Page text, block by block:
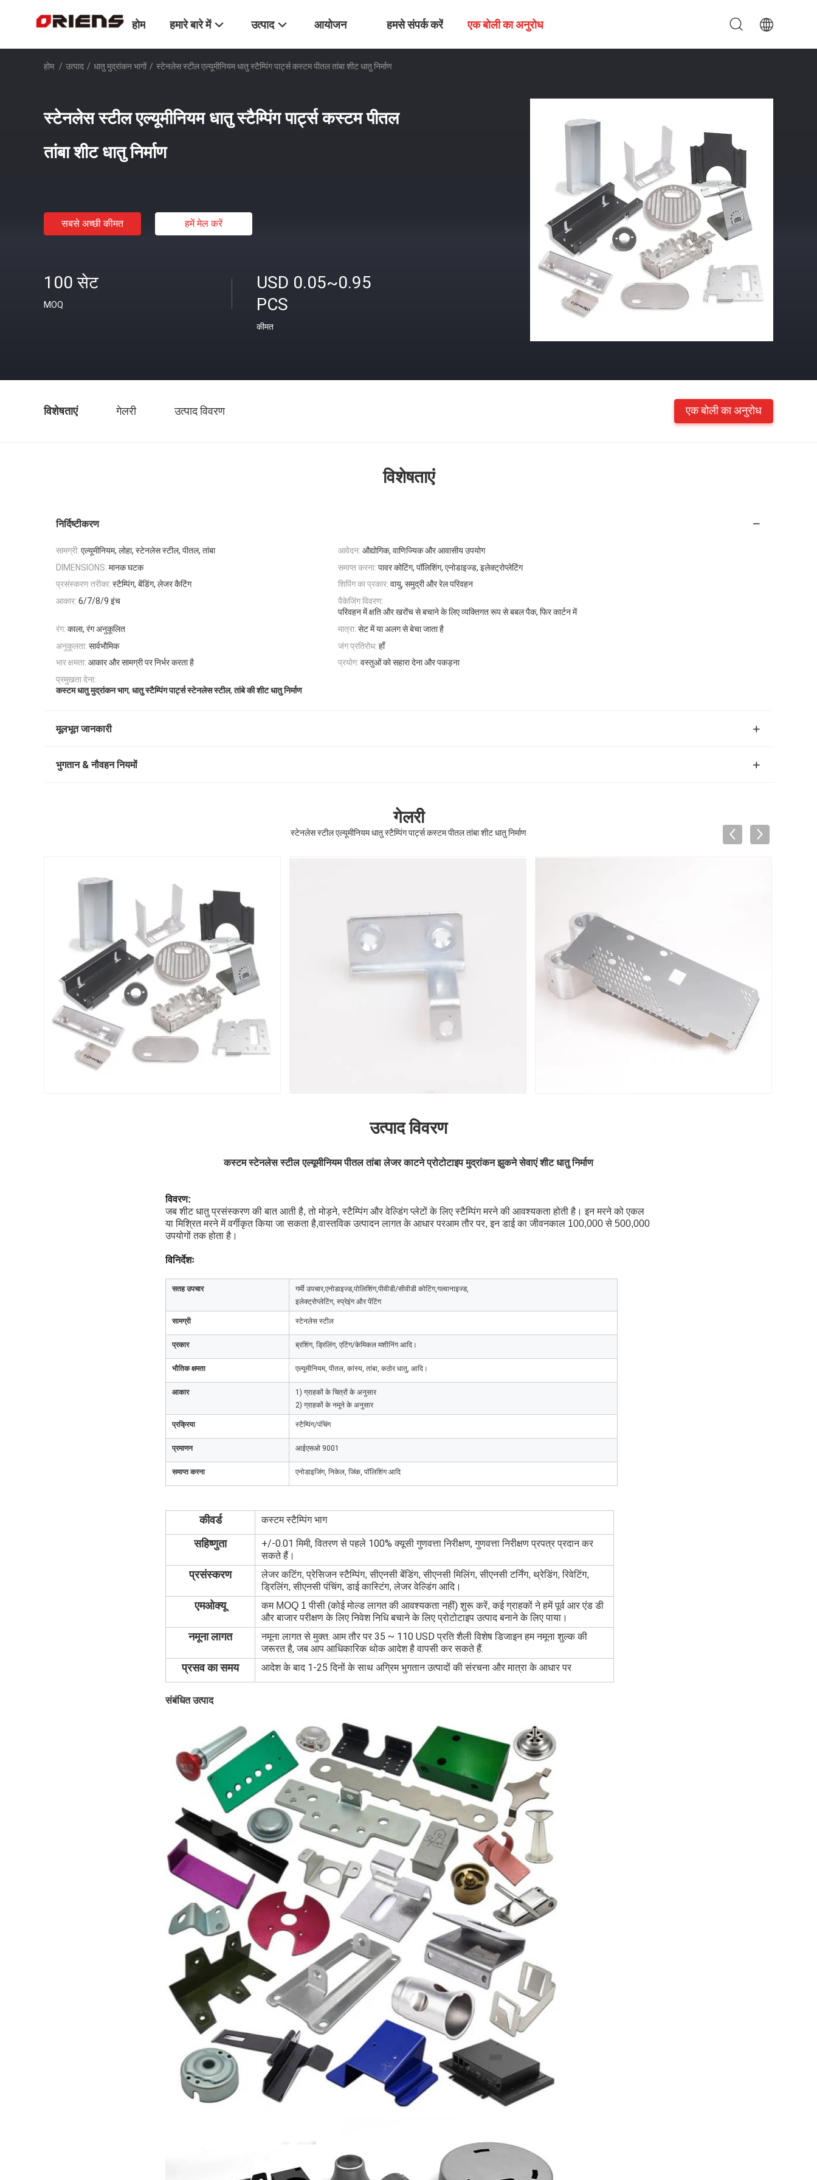
होम हमारे बारे में उत्पाद आयोजन हमसे संपर्क करें एक बोली का अनुरोध
होम / उत्पाद / धातु मुद्रांकन भागों / स्टेनलेस स्टील एल्यूमीनियम धातु स्टैम्पिंग पार्ट्स कस्टम पीतल तांबा शीट धातु निर्माण
स्टेनलेस स्टील एल्यूमीनियम धातु स्टैम्पिंग पार्ट्स कस्टम पीतल
तांबा शीट धातु निर्माण
सबसे अच्छी कीमत हमें मेल करें
100 सेट
MOQ
USD 0.05~0.95
PCS
कीमत
विशेषताएं गेलरी उत्पाद विवरण एक बोली का अनुरोध
विशेषताएं
निर्दिष्टीकरण
सामग्री: एल्यूमीनियम, लोहा, स्टेनलेस स्टील, पीतल, तांबा आवेदन: औद्योगिक, वाणिज्यिक और आवासीय उपयोग
DIMENSIONS: मानक घटक समाप्त करना: पावर कोटिंग, पॉलिशिंग, एनोडाइज्ड, इलेक्ट्रोप्लेटिंग
प्रसंस्करण तरीका: स्टैम्पिंग, बेंडिंग, लेजर कैटिंग शिपिंग का प्रकार: वायु, समुद्री और रेल परिवहन
आकार: 6/7/8/9 इंच
पैकेजिंग विवरण:
परिवहन में क्षति और खरोंच से बचाने के लिए व्यक्तिगत रूप से बबल पैक, फिर कार्टन में
रंग: काला, रंग अनुकूलित मात्रा: सेट में या अलग से बेचा जाता है
अनुकूलता: सार्वभौमिक जंग प्रतिरोध: हाँ
भार क्षमता: आकार और सामग्री पर निर्भर करता है प्रयोग: वस्तुओं को सहारा देना और पकड़ना
प्रमुखता देना:
कस्टम धातु मुद्रांकन भाग, धातु स्टैम्पिंग पार्ट्स स्टेनलेस स्टील,तांबे की शीट धातु निर्माण
मूलभूत जानकारी
भुगतान & नौवहन नियमों
गेलरी
स्टेनलेस स्टील एल्यूमीनियम धातु स्टैम्पिंग पार्ट्स कस्टम पीतल तांबा शीट धातु निर्माण
उत्पाद विवरण
कस्टम स्टेनलेस स्टील एल्यूमीनियम पीतल तांबा लेजर काटने प्रोटोटाइप मुद्रांकन झुकने सेवाएं शीट धातु निर्माण
विवरण:
जब शीट धातु प्रसंस्करण की बात आती है, तो मोड़ने, स्टैम्पिंग और वेल्डिंग प्लेटों के लिए स्टैम्पिंग मरने की आवश्यकता होती है। इन मरने को एकल
या मिश्रित मरने में वर्गीकृत किया जा सकता है,वास्तविक उत्पादन लागत के आधार परआम तौर पर, इन डाई का जीवनकाल 100,000 से 500,000
उपयोगों तक होता है।
विनिर्देशः
सतह उपचार
गर्मी उपचार,एनोडाइज्ड,पोलिशिंग,पीवीडी/सीवीडी कोटिंग,गल्वानाइज्ड,
इलेक्ट्रोप्लेटिंग, स्प्रेइंग और पेंटिंग
सामग्री स्टेनलेस स्टील
प्रकार ब्रशिंग, ड्रिलिंग, एटिंग/केमिकल मशीनिंग आदि।
भौतिक क्षमता एल्यूमीनियम, पीतल, कांस्य, तांबा, कठोर धातु, आदि।
आकार
1) ग्राहकों के चित्रों के अनुसार
2) ग्राहकों के नमूने के अनुसार
प्रक्रिया स्टैम्पिंग/पंचिंग
प्रमाणन आईएसओ 9001
समाप्त करना एनोडाइजिंग, निकेल, जिंक, पॉलिशिंग आदि
कीवर्ड कस्टम स्टैम्पिंग भाग
सहिष्णुता
+/-0.01 मिमी, वितरण से पहले 100% क्यूसी गुणवत्ता निरीक्षण, गुणवत्ता निरीक्षण प्रपत्र प्रदान कर
सकते हैं।
प्रसंस्करण
लेजर कटिंग, प्रेसिजन स्टैम्पिंग, सीएनसी बेंडिंग, सीएनसी मिलिंग, सीएनसी टर्निंग, थ्रेडिंग, रिवेटिंग,
ड्रिलिंग, सीएनसी पंचिंग, डाई कास्टिंग, लेजर वेल्डिंग आदि।
एमओक्यू
कम MOQ 1 पीसी (कोई मोल्ड लागत की आवश्यकता नहीं) शुरू करें, कई ग्राहकों ने हमें पूर्व आर एंड डी
और बाजार परीक्षण के लिए निवेश निधि बचाने के लिए प्रोटोटाइप उत्पाद बनाने के लिए पाया।
नमूना लागत
नमूना लागत से मुक्त. आम तौर पर 35 ~ 110 USD प्रति शैली विशेष डिजाइन हम नमूना शुल्क की
जरूरत है, जब आप आधिकारिक थोक आदेश है वापसी कर सकते हैं.
प्रसव का समय आदेश के बाद 1-25 दिनों के साथ अग्रिम भुगतान उत्पादों की संरचना और मात्रा के आधार पर
संबंधित उत्पाद